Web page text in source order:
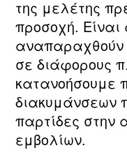
της μελέτης
προσοχή.
σε διάφορους
κατανοήσουμε
διακυμάνσεων
παρτίδες
εμβολίων.